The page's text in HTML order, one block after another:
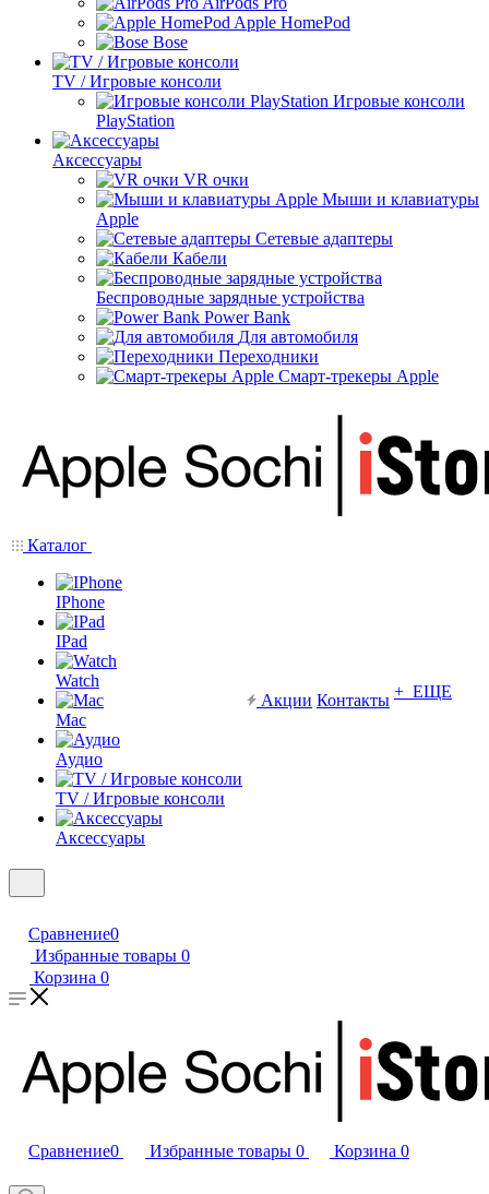
Apple HomePod
Bose
TV / Игровые консоли
Игровые консоли
PlayStation
Аксессуары
VR очки
Мыши и клавиатуры
Apple
Сетевые адаптеры
Кабели
Беспроводные зарядные устройства
Power Bank
Для автомобиля
Переходники
Смарт-трекеры Apple
Каталог
IPhone
IPad
Watch
Mac
Аудио
TV / Игровые консоли
Аксессуары
Акции Контакты + ЕЩЕ
Сравнение0
Избранные товары 0
Корзина 0
Сравнение0 Избранные товары 0 Корзина 0